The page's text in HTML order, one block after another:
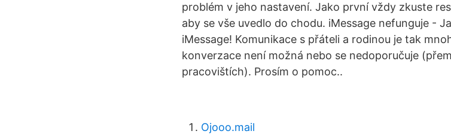
problém v jeho nastavení. Jako první vždy zkuste
aby se vše uvedlo do chodu. iMessage nefunguje -
iMessage! Komunikace s přáteli a rodinou je tak
konverzace není možná nebo se nedoporučuje
pracovištích). Prosím o pomoc..
Ojooo.mail